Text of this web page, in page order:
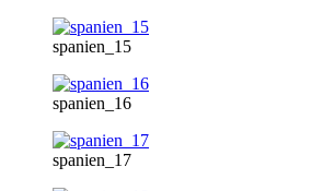
spanien_15
spanien_16
spanien_17